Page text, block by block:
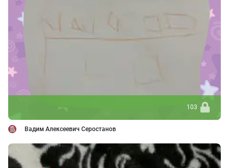
103
Вадим Алексеевич Серостанов